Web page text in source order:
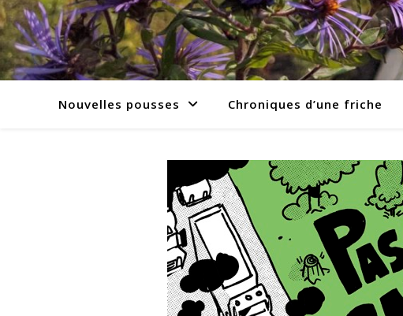
Nouvelles pousses Chroniques d’une friche